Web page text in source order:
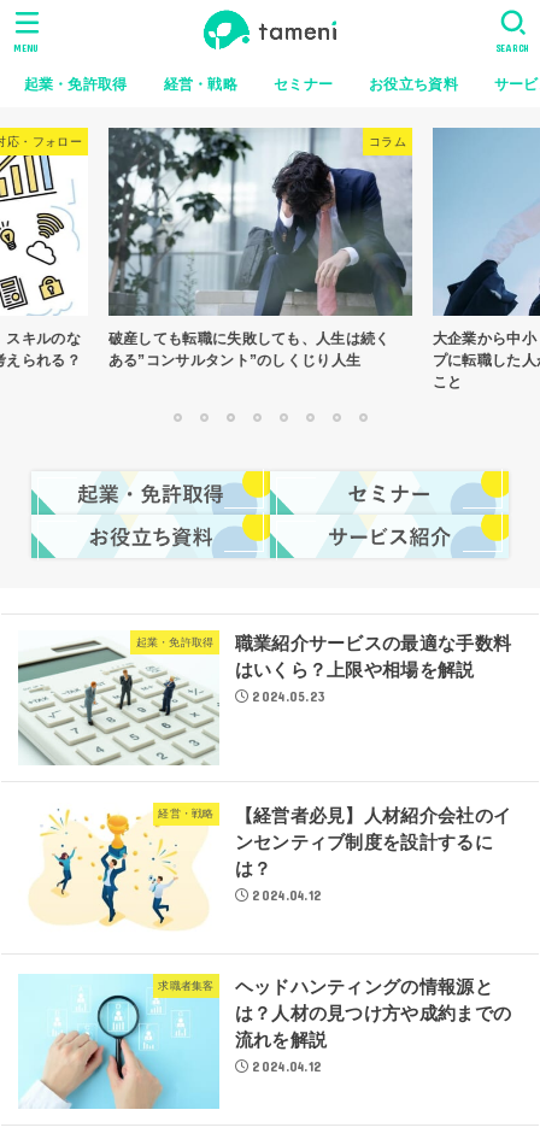
起業・免許取得 経営・戦略 セミナー お役立ち資料 サー
SEARCH
MENU
コラム
人生は続く
人生
コラム
大企業から中小・ベンチャー・スタートアッ
プに転職した人が気を付けなければならない
やめていく人
はない
起業・免許取得
職業紹介サービスの最適な手数料
はいくら？上限や相場を解説
2024.05.23
経営・戦略
【経営者必見】人材紹介会社のイ
ンセンティブ制度を設計するに
は？
2024.04.12
求職者集客
ヘッドハンティングの情報源と
は？人材の見つけ方や成約までの
流れを解説
2024.04.12